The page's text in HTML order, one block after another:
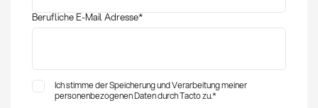
Berufliche E-Mail Adresse*
Ich stimme der Speicherung und Verarbeitung meiner
personenbezogenen Daten durch Tacto zu.*